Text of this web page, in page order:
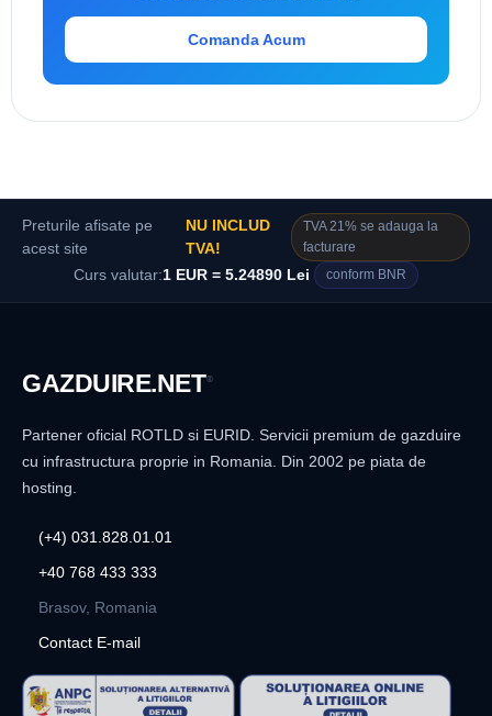
Comanda Acum
Preturile afisate pe
acest site
NU INCLUD
TVA!
TVA 21% se adauga la
facturare
Curs valutar:1 EUR = 5.24890 Lei conform BNR
GAZDUIRE.NET®
Partener oficial ROTLD si EURID. Servicii premium de gazduire
cu infrastructura proprie in Romania. Din 2002 pe piata de
hosting.
(+4) 031.828.01.01
+40 768 433 333
Brasov, Romania
Contact E-mail